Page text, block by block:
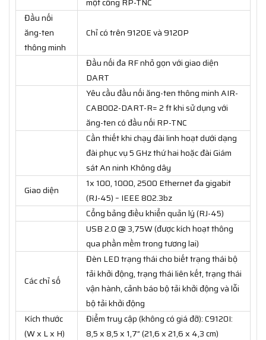
Đầu nối
ăng-ten
thông minh
Chỉ có trên 9120E và 9120P
Đầu nối đa RF nhỏ gọn với giao diện
DART
Yêu cầu đầu nối ăng-ten thông minh AIR-
CAB002-DART-R= 2 ft khi sử dụng với
ăng-ten có đầu nối RP-TNC
Cần thiết khi chạy đài linh hoạt dưới dạng
đài phục vụ 5 GHz thứ hai hoặc đài Giám
sát An ninh Không dây
Giao diện
1x 100, 1000, 2500 Ethernet đa gigabit
(RJ-45) – IEEE 802.3bz
Cổng bảng điều khiển quản lý (RJ-45)
USB 2.0 @ 3,75W (được kích hoạt thông
qua phần mềm trong tương lai)
Các chỉ số
Đèn LED trạng thái cho biết trạng thái bộ
tải khởi động, trạng thái liên kết, trạng thái
vận hành, cảnh báo bộ tải khởi động và lỗi
bộ tải khởi động
Kích thước
(W x L x H)
Điểm truy cập (không có giá đỡ): C9120I:
8,5 x 8,5 x 1,7” (21,6 x 21,6 x 4,3 cm)